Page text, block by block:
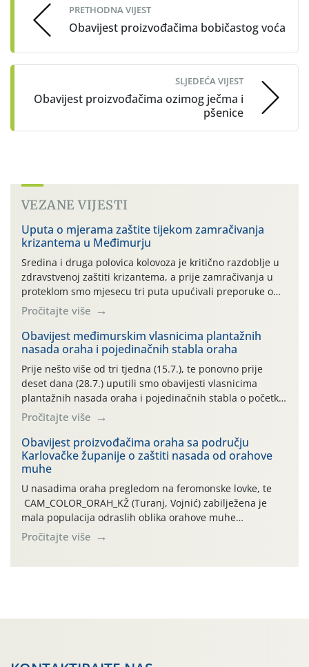
PRETHODNA VIJEST
Obavijest proizvođačima bobičastog voća
SLJEDEĆA VIJEST
Obavijest proizvođačima ozimog ječma i
pšenice
VEZANE VIJESTI
Uputa o mjerama zaštite tijekom zamračivanja
krizantema u Međimurju
Sredina i druga polovica kolovoza je kritično razdoblje u
zdravstvenoj zaštiti krizantema, a prije zamračivanja u
proteklom smo mjesecu tri puta upućivali preporuke o
preventivnim mjerama zaštite krizantema od najčešćih
uzročnika bolesti, štetnika i fito-fagnih grinja (23.7., 14.7.,
06.7.)! Na početku ovog mjeseca je zabilježeno je
povijesno i ekstremno vruće meteorološko razdoblje, uz
najviše temperature […]
Pročitajte više
Obavijest međimurskim vlasnicima plantažnih
nasada oraha i pojedinačnih stabla oraha
Prije nešto više od tri tjedna (15.7.), te ponovno prije
deset dana (28.7.) uputili smo obavijesti vlasnicima
plantažnih nasada oraha i pojedinačnih stabla o početku
leta i ovogodišnjoj potrebi usmjerenog suzbijanja
orahove muhe (Rhagoletis completa)! Već dvanaest dana
traje drugi ovogodišnji “toplinski udar”, koji naročito
izražen zadnja šest dana (31.7.-05.8.), jer najviše
temperature zraka svakodnevno […]
Pročitajte više
Obavijest proizvođačima oraha sa području
Karlovačke županije o zaštiti nasada od orahove
muhe
U nasadima oraha pregledom na feromonske lovke, te
CAM_COLOR_ORAH_KŽ (Turanj, Vojnić) zabilježena je
mala populacija odraslih oblika orahove muhe
(Rhagoletis completa). Niska brojnost može se objasniti
činjenicom da je riječ o mladim nasadima s vrlo malim
Pročitajte više